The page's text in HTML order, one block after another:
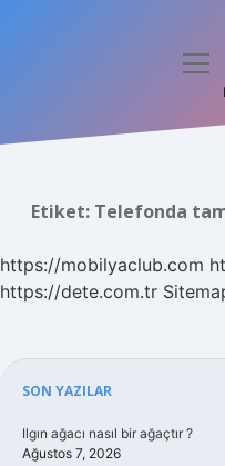
Hakkımızda
Etiket: Telefonda
https://mobilyaclub.com
https://dete.com.tr
Sidebar
SON YAZILAR
Ilgın ağacı nasıl bir ağaçtır ?
Ağustos 7, 2026